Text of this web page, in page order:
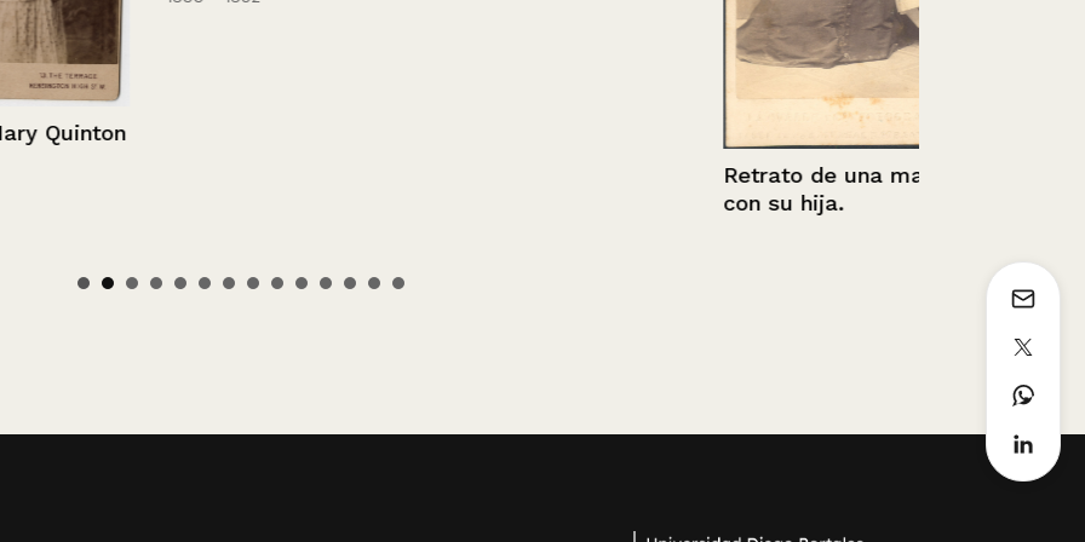
Retrato de una madre
con su hija.